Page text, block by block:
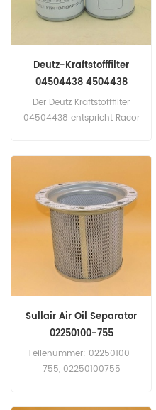
Deutz-Kraftstofffilter
04504438 4504438
Der Deutz Kraftstofffilter
04504438 entspricht Racor
4504438 Teilname:
Kraftstofffilter Marke: Deutz
Sullair Air Oil Separator
02250100-755
02250100755
Teilenummer: 02250100-
755, 02250100755